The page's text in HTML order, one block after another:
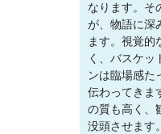
なります。そ
が、物語に深
ます。視覚的
く、バスケッ
ンは臨場感た
伝わってきま
の質も高く、
没頭させます